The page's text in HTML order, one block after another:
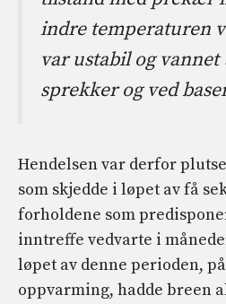
indre temperaturen
var ustabil og
sprekker og ved
Hendelsen var derfor
som skjedde i løpet av få
forholdene som
inntreffe vedvarte i
løpet av denne perioden,
oppvarming, hadde breen